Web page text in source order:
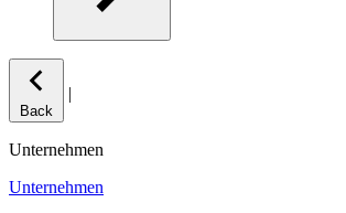
Back
|
Unternehmen
Unternehmen